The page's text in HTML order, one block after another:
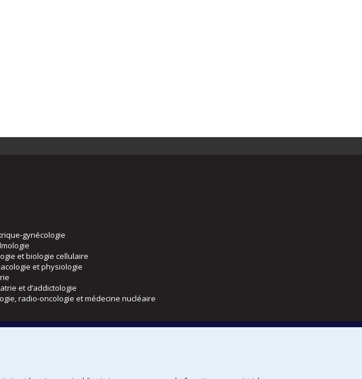
gynécologie
et biologie cellulaire
et physiologie
et d’addictologie
radio-oncologie et médecine nucléaire